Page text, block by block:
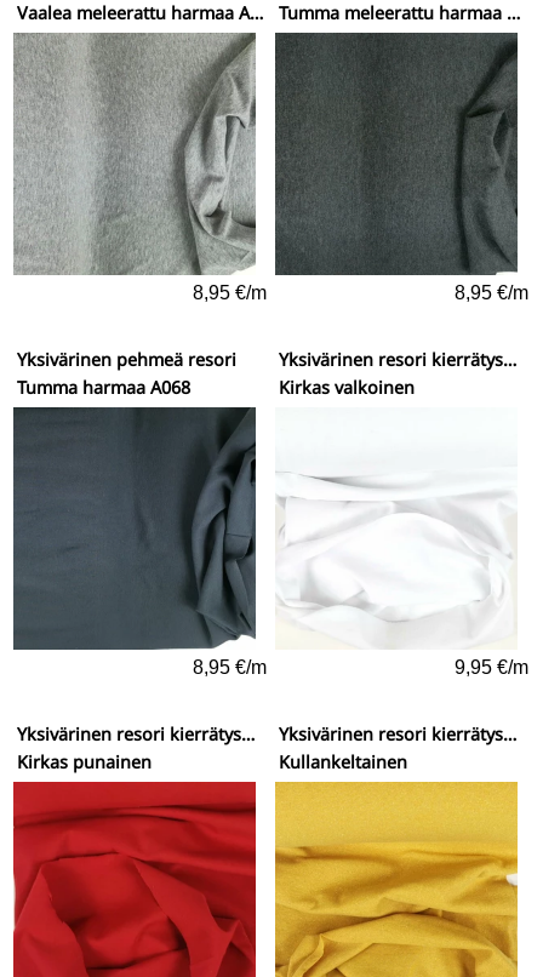
Vaalea meleerattu harmaa A163
8,95 €/m
Tumma meleerattu harmaa A168
8,95 €/m
Yksivärinen pehmeä resori
Tumma harmaa A068
8,95 €/m
Yksivärinen resori kierrätysmateriaaleista
Kirkas valkoinen
9,95 €/m
Yksivärinen resori kierrätysmateriaaleista
Kirkas punainen
Yksivärinen resori kierrätysmateriaaleista
Kullankeltainen